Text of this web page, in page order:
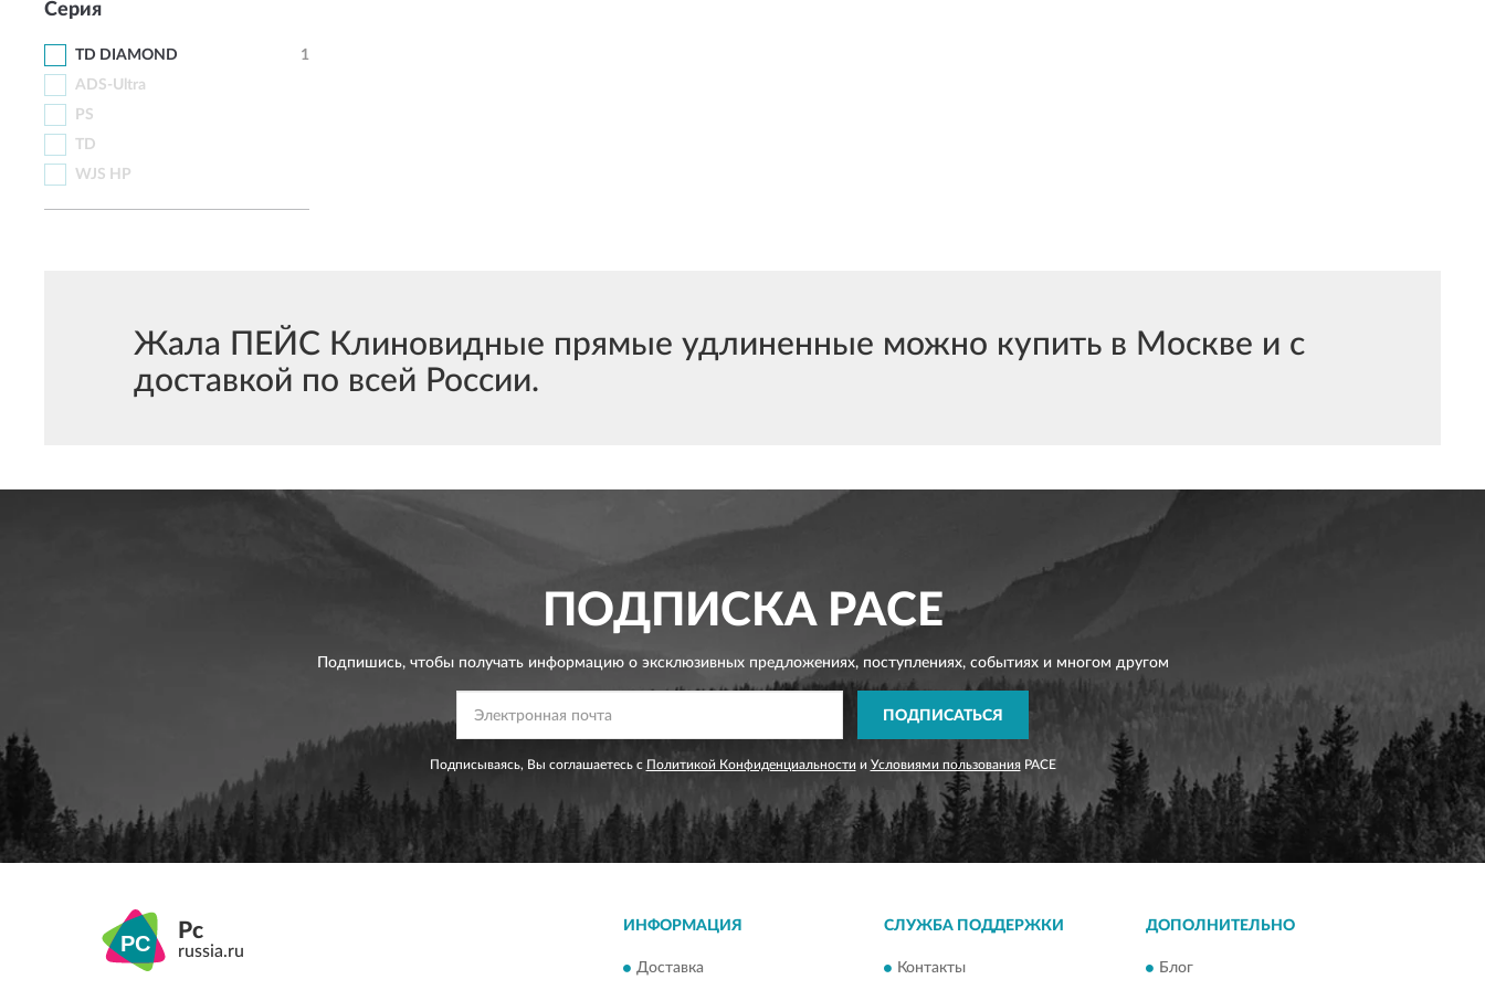
Серия
TD DIAMOND
1
ADS-Ultra
PS
TD
WJS HP
Жала ПЕЙС Клиновидные прямые удлиненные можно купить в Москве и с
доставкой по всей России.
ПОДПИСКАPACE
Подпишись, чтобы получать информацию о эксклюзивных предложениях,поступлениях, событиях и многом другом
ПОДПИСАТЬСЯ
Подписываясь, Вы соглашаетесь с Политикой Конфиденциальности и Условиями пользованияPACE
Pc
russia.ru
ИНФОРМАЦИЯ
Доставка
СЛУЖБА ПОДДЕРЖКИ
Контакты
ДОПОЛНИТЕЛЬНО
Блог